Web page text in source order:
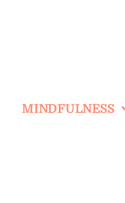
MINDFULNESS